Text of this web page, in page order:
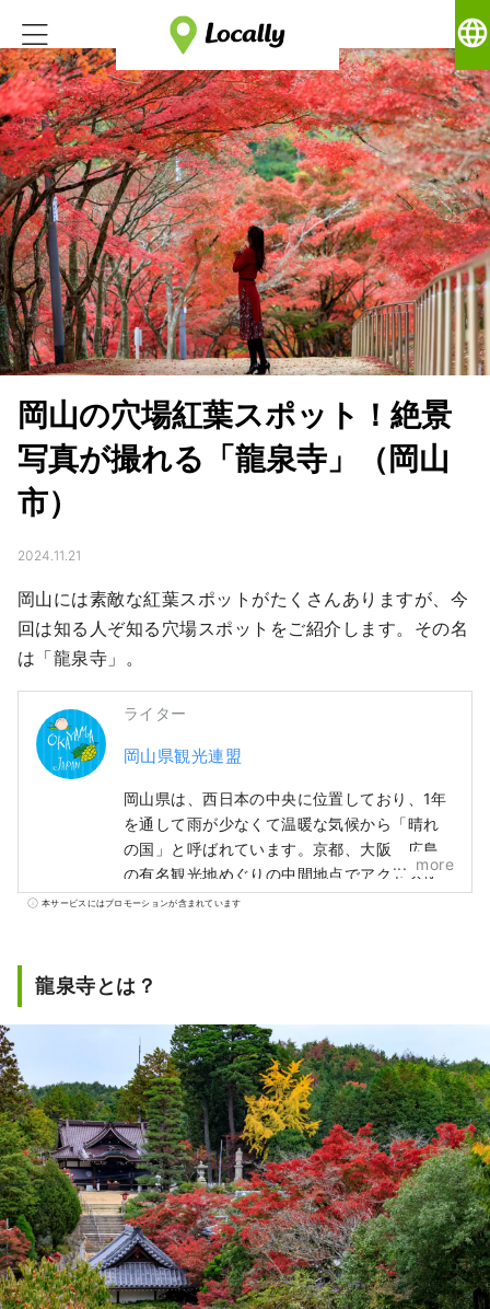
language
岡山の穴場紅葉スポット！絶景
写真が撮れる「龍泉寺」（岡山
市）
2024.11.21
岡山には素敵な紅葉スポットがたくさんありますが、今
回は知る人ぞ知る穴場スポットをご紹介します。その名
は「龍泉寺」。
ライター
岡山県観光連盟
岡山県は、西日本の中央に位置しており、1年
を通して雨が少なくて温暖な気候から「晴れ
の国」と呼ばれています。京都、大阪、広島
の有名観光地めぐりの中間地点でアクセス便
利！瀬戸大橋を経由して四国に渡る際の玄関
太陽を浴びたフルーツは、甘さ、香り、味と
もに最高品質。 白桃をはじめ、マスカットや
ピオーネなど、旬のフルーツが味わえます！
「岡山城」や日本三名園の「岡山後楽園」、
倉敷美観地区といった、歴史、文化、アート
など世界に誇る観光スポットもあります！
more
本サービスにはプロモーションが含まれています
龍泉寺とは？